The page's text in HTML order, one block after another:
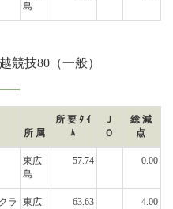
島
技80（一般）
所属
所要ﾀｲ
ﾑ
Ｊ
Ｏ
総減
点
東広
島
57.74 0.00
ラ
東広
63.63 4.00